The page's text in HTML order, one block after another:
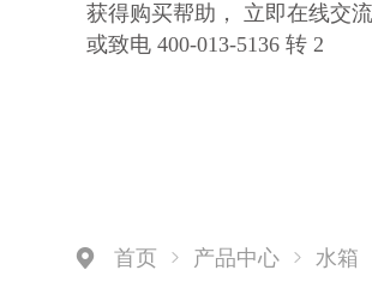
获得购买帮助， 立即在线交
或致电 400-013-5136 转 2
首页 产品中心 水箱